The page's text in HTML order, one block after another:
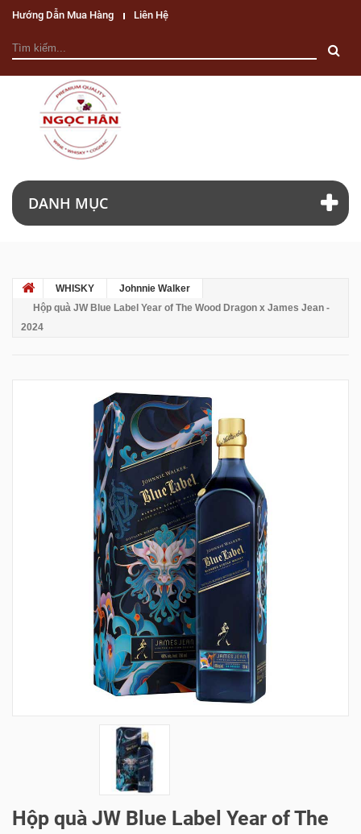
Hướng Dẫn Mua Hàng Liên Hệ
DANH MỤC
WHISKY
Johnnie Walker
Hộp quà JW Blue Label Year of The Wood Dragon x James Jean -
2024
Hộp quà JW Blue Label Year of The